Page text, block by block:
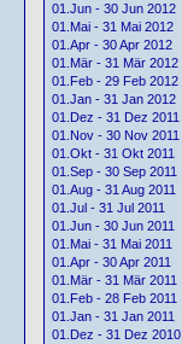
01.Jun - 30 Jun 2012
01.Mai - 31 Mai 2012
01.Apr - 30 Apr 2012
01.Mär - 31 Mär 2012
01.Feb - 29 Feb 2012
01.Jan - 31 Jan 2012
01.Dez - 31 Dez 2011
01.Nov - 30 Nov 2011
01.Okt - 31 Okt 2011
01.Sep - 30 Sep 2011
01.Aug - 31 Aug 2011
01.Jul - 31 Jul 2011
01.Jun - 30 Jun 2011
01.Mai - 31 Mai 2011
01.Apr - 30 Apr 2011
01.Mär - 31 Mär 2011
01.Feb - 28 Feb 2011
01.Jan - 31 Jan 2011
01.Dez - 31 Dez 2010